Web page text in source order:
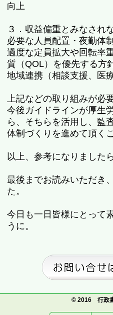
向上
３．収益偏重とみなされ
必要な人員配置・夜勤体
過度な定員拡大や回転率
質（QOL）を優先する方
地域連携（相談支援、医
上記などの取り組みが必
今後ガイドラインが厚生
ら、そちらを活用し、監
体制づくりを進めて頂く
以上、参考になりました
最後までお読みいただき
た。
今日も一日皆様にとって
うに。
© 2016 行政